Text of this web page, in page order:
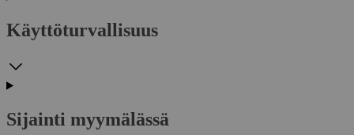
Käyttöturvallisuus
Sijainti myymälässä